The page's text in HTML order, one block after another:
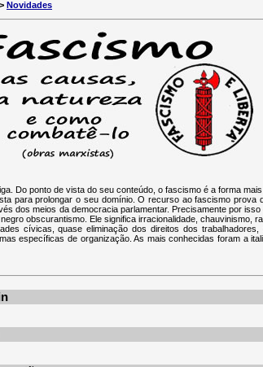
> Novidades
Do ponto de vista do seu conteúdo, o fascismo é a forma
para prolongar o seu domínio. O recurso ao fascismo prova
dos meios da democracia parlamentar. Precisamente por isso
obscurantismo. Ele significa irracionalidade, chauvinismo,
cívicas, quase eliminação dos direitos dos trabalhadores,
específicas de organização. As mais conhecidas foram a